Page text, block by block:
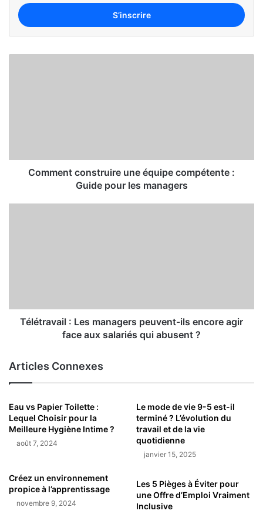
Comment construire une équipe compétente :
Guide pour les managers
Télétravail : Les managers peuvent-ils encore agir
face aux salariés qui abusent ?
Articles Connexes
Eau vs Papier Toilette :
Lequel Choisir pour la
Meilleure Hygiène Intime ?
août 7, 2024
Le mode de vie 9-5 est-il
terminé ? L’évolution du
travail et de la vie
quotidienne
janvier 15, 2025
Créez un environnement
propice à l’apprentissage
novembre 9, 2024
Les 5 Pièges à Éviter pour
une Offre d’Emploi Vraiment
Inclusive